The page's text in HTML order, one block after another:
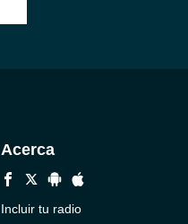
Acerca
Incluir tu radio